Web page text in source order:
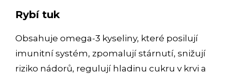
Rybí tuk
Obsahuje omega-3 kyseliny, které posilují
imunitní systém, zpomalují stárnutí, snižují
riziko nádorů, regulují hladinu cukru v krvi a